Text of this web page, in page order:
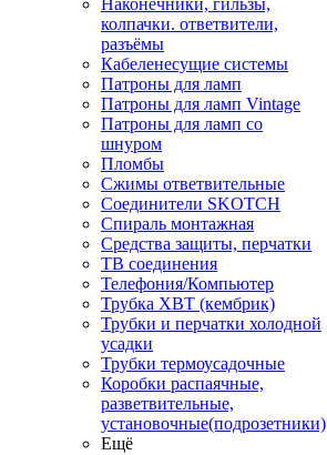
Наконечники, гильзы,
колпачки. ответвители,
разъёмы
Кабеленесущие системы
Патроны для ламп
Патроны для ламп Vintage
Патроны для ламп со
шнуром
Пломбы
Сжимы ответвительные
Соединители SKOTCH
Спираль монтажная
Средства защиты, перчатки
ТВ соединения
Телефония/Компьютер
Трубка ХВТ (кембрик)
Трубки и перчатки холодной
усадки
Трубки термоусадочные
Коробки распаячные,
разветвительные,
установочные(подрозетники)
Ещё